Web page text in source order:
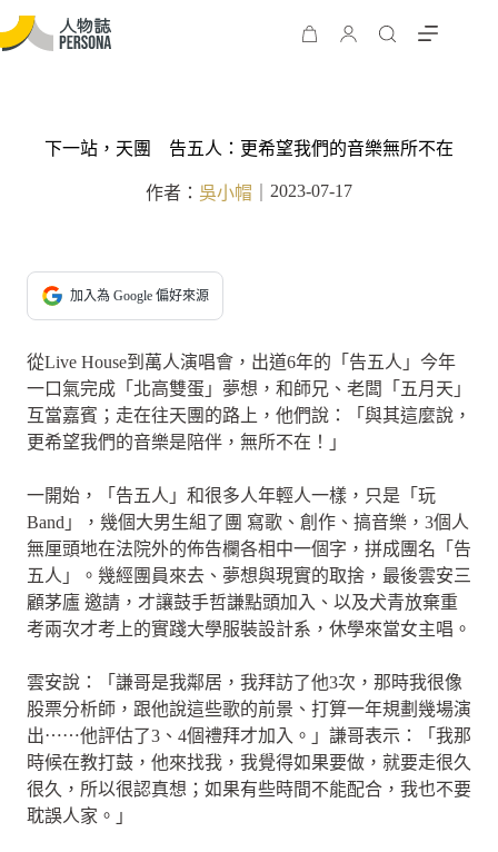
下一站，天團 告五人：更希望我們的音樂無所不在
作者： 吳小帽 2023-07-17
加入為 Google 偏好來源
從Live House到萬人演唱會，出道6年的「告五人」今年
一口氣完成「北高雙蛋」夢想，和師兄、老闆「五月天」
互當嘉賓；走在往天團的路上，他們說：「與其這麼說，
更希望我們的音樂是陪伴，無所不在！」
一開始，「告五人」和很多人年輕人一樣，只是「玩
Band」，幾個大男生組了團 寫歌、創作、搞音樂，3個人
無厘頭地在法院外的佈告欄各相中一個字，拼成團名「告
五人」。幾經團員來去、夢想與現實的取捨，最後雲安三
顧茅廬 邀請，才讓鼓手哲謙點頭加入、以及犬青放棄重
考兩次才考上的實踐大學服裝設計系，休學來當女主唱。
雲安說：「謙哥是我鄰居，我拜訪了他3次，那時我很像
股票分析師，跟他說這些歌的前景、打算一年規劃幾場演
出⋯⋯他評估了3、4個禮拜才加入。」謙哥表示：「我那
時候在教打鼓，他來找我，我覺得如果要做，就要走很久
很久，所以很認真想；如果有些時間不能配合，我也不要
耽誤人家。」